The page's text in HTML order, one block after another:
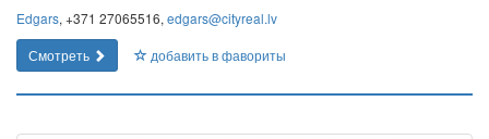
Edgars, +371 27065516, edgars@cityreal.lv
Смотреть
добавить в фавориты